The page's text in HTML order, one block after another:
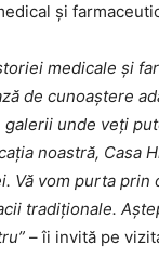
și
medicale și
de cunoaștere
unde veți
noastră, Casa
Vă vom purta
tradiționale.
– îi invită pe